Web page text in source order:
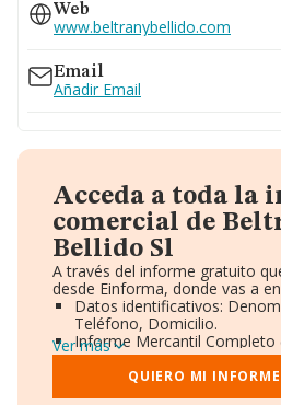
Web
www.beltranybellido.com
Email
Añadir Email
Acceda a toda la
comercial de
Bellido Sl
A través del informe gratuito
desde Einforma, donde vas a
Datos identificativos:
Teléfono, Domicilio.
Informe Mercantil Completo
Gráficos de Evolución
Consejo de Administración y
Directivos y Ejecutivos.
Ver más
QUIERO MI